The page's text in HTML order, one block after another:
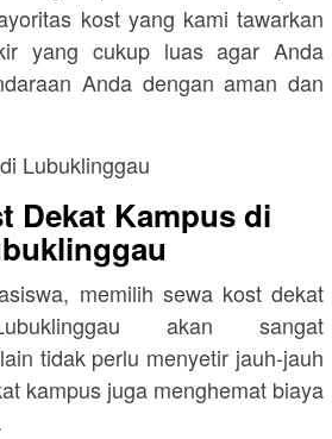
kost yang kami tawarkan
yang cukup luas agar Anda
Anda dengan aman dan
Dekat Kampus di
memilih sewa kost dekat
akan sangat
tidak perlu menyetir jauh-jauh
kampus juga menghemat biaya